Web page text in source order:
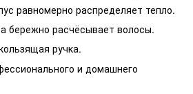
равномерно распределяет тепло.
бережно расчёсывает волосы.
ручка.
и домашнего